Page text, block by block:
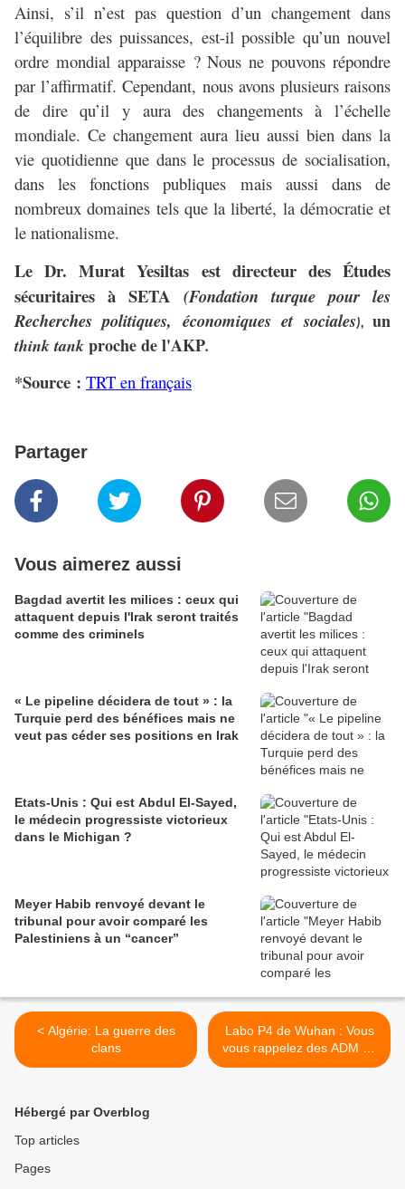
Ainsi, s’il n’est pas question d’un changement dans
l’équilibre des puissances, est-il possible qu’un nouvel
ordre mondial apparaisse ? Nous ne pouvons répondre
par l’affirmatif. Cependant, nous avons plusieurs raisons
de dire qu’il y aura des changements à l’échelle
mondiale. Ce changement aura lieu aussi bien dans la
vie quotidienne que dans le processus de socialisation,
dans les fonctions publiques mais aussi dans de
nombreux domaines tels que la liberté, la démocratie et
le nationalisme.
Le Dr. Murat Yesiltas est directeur des Études
sécuritaires à SETA (Fondation turque pour les
Recherches politiques, économiques et sociales),un
think tank proche de l'AKP.
*Source : TRT en français
Partager
Vous aimerez aussi
Bagdad avertit les milices : ceux qui
attaquent depuis l'Irak seront traités
comme des criminels
« Le pipeline décidera de tout » : la
Turquie perd des bénéfices mais ne
veut pas céder ses positions en Irak
Etats-Unis : Qui est Abdul El-Sayed,
le médecin progressiste victorieux
dans le Michigan ?
Meyer Habib renvoyé devant le
tribunal pour avoir comparé les
Palestiniens à un “cancer”
< Algérie: La guerre des
clans
Labo P4 de Wuhan : Vous
vous rappelez des ADM de
l’Irak ? >
Hébergé par Overblog
Top articles
Pages